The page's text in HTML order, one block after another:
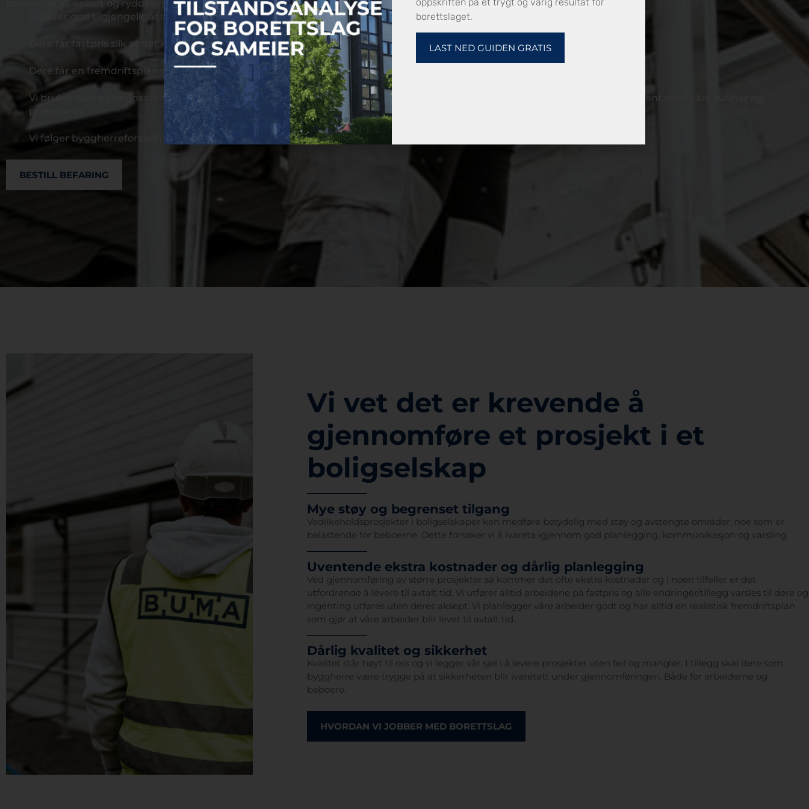
prosjektet så enkelt og rydding som mulig:
Vi sikrer god tilgjengelighet igjennom å stenge kun de nødvendige arbeidsområdene i de forskjellige fasene av prosjektet.
Dere får fastpris slik at det ikke kommer uventede kostnader i prosjektet. Dette også for å sikre en forutsigbar finansiering.
Dere får en fremdriftsplan før oppstart. I tillegg holder vi dere godt informert igjennom hele prosjektet.
Vi bruker kun egne ansatt som har gode arbeidskontrakter og -vilkår. Dette sikrer et godt resultat og at arbeiderne er godt kjent med våre rutiner og
prosedyrer.
Vi følger byggherreforskriften og andre myndighetskrav, i tillegg får dere produsentgarantier fra Jotun og Nordsjø.
BESTILL BEFARING
Vi vet det er krevende å
gjennomføre et prosjekt i et
boligselskap
Mye støy og begrenset tilgang
Vedlikeholdsprosjekter i boligselskaper kan medføre betydelig med støy og avstengte områder, noe som er
belastende for beboerne. Dette forsøker vi å ivareta igjennom god planlegging, kommunikasjon og varsling.
Uventende ekstra kostnader og dårlig planlegging
Ved gjennomføring av større prosjekter så kommer det ofte ekstra kostnader og i noen tilfeller er det
utfordrende å levere til avtalt tid. Vi utfører alltid arbeidene på fastpris og alle endringer/tillegg varsles til dere og
ingenting utføres uten deres aksept. Vi planlegger våre arbeider godt og har alltid en realistisk fremdriftsplan
som gjør at våre arbeider blir levet til avtalt tid.
Dårlig kvalitet og sikkerhet
Kvalitet står høyt til oss og vi legger vår sjel i å levere prosjekter uten feil og mangler. I tillegg skal dere som
byggherre være trygge på at sikkerheten blir ivaretatt under gjennomføringen. Både for arbeiderne og
beboere.
HVORDAN VI JOBBER MED BORETTSLAG
borettslaget.
LAST NED GUIDEN GRATIS